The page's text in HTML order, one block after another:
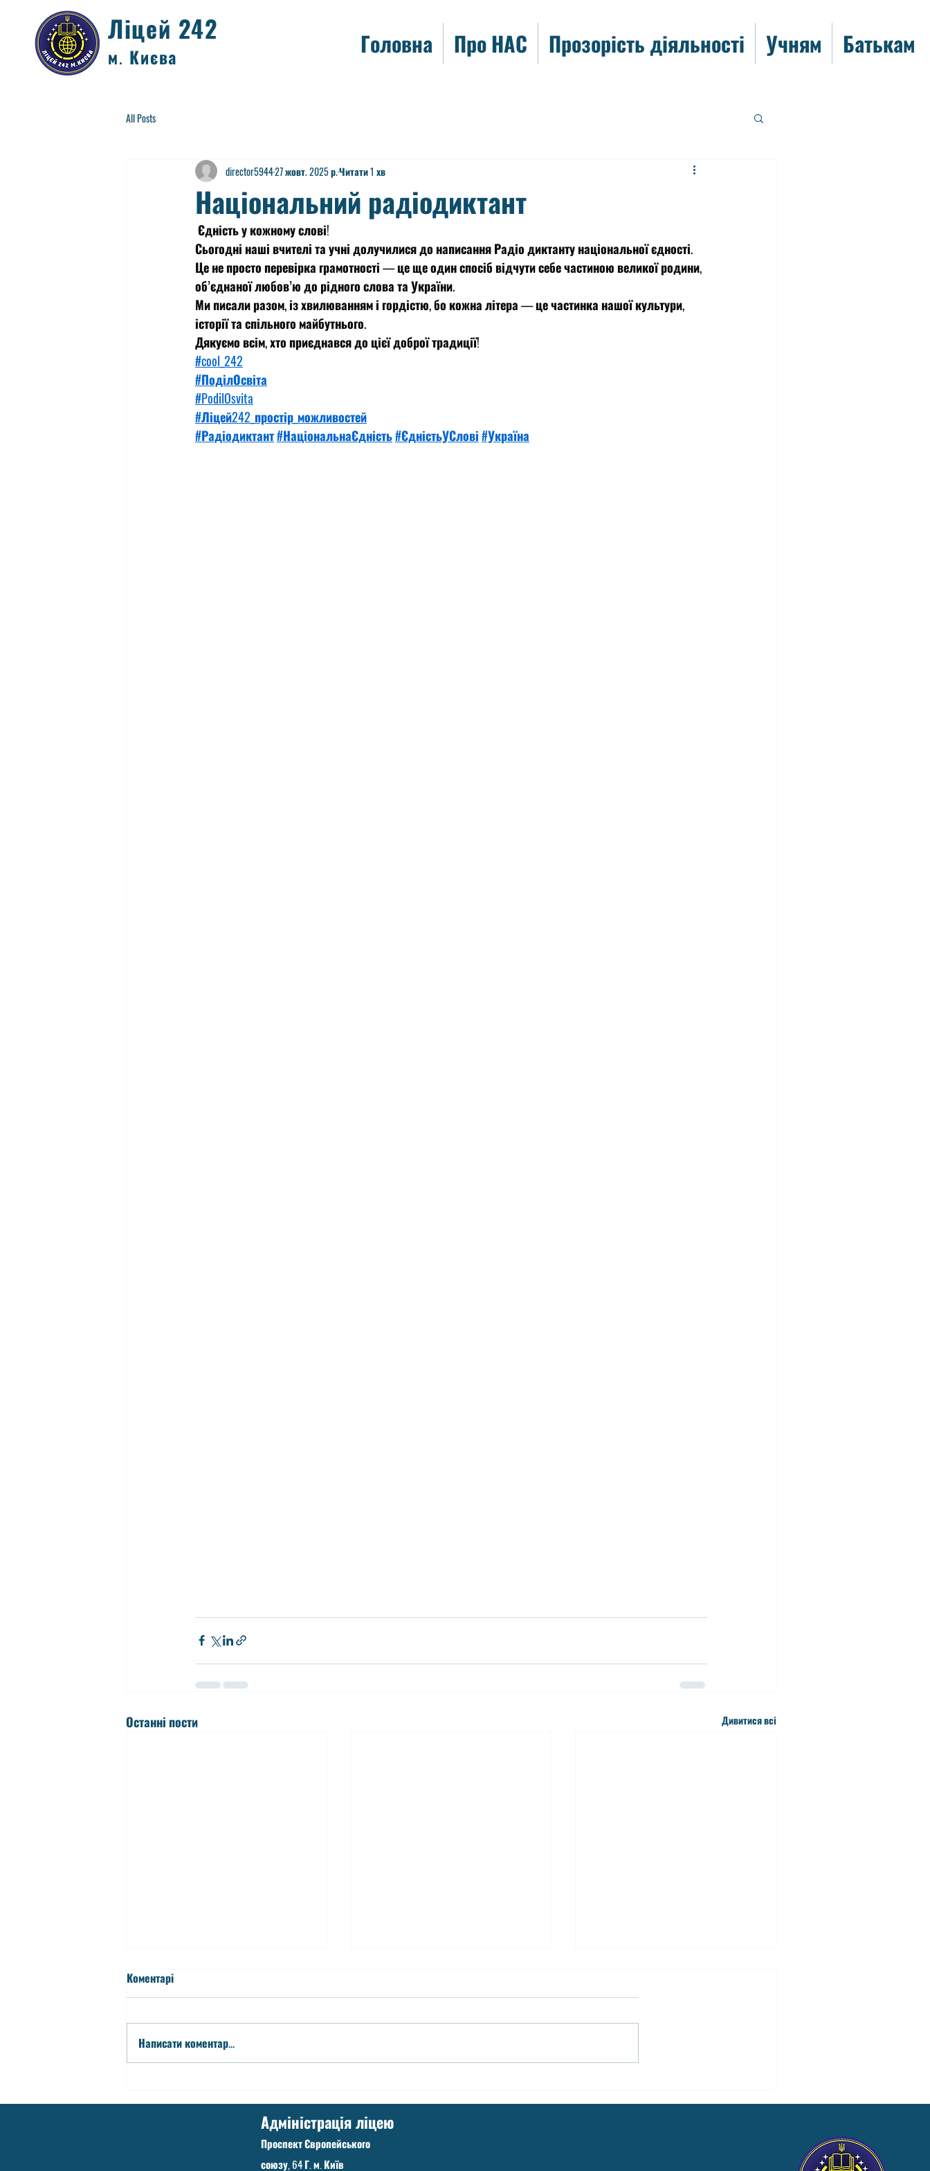
Ліцей 242
м. Києва Головна Про НАС Прозорість діяльності Учням Батькам
All Posts
Національний радіодиктант
director594427 жовт. 2025 р.Читати 1 хв
Єдність у кожному слові!
Сьогодні наші вчителі та учні долучилися до написання Радіо диктанту національної єдності.
Це не просто перевірка грамотності — це ще один спосіб відчути себе частиною великої родини,
об’єднаної любов’ю до рідного слова та України.
Ми писали разом, із хвилюванням і гордістю, бо кожна літера — це частинка нашої культури,
історії та спільного майбутнього.
Дякуємо всім, хто приєднався до цієї доброї традиції!
#cool_242
#ПоділОсвіта
#PodilOsvita
#Ліцей242_простір_можливостей
#Радіодиктант#НаціональнаЄдність#ЄдністьУСлові#Україна
Останні пости Дивитися всі
2026-2027 н.р.
Допомога постраждалим
Коментарі
Написати коментар...
Адміністрація ліцею
Проспект Європейського
союзу, 64 Г. м. Київ